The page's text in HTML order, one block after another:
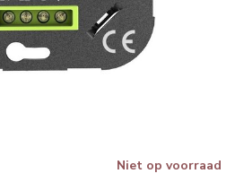
Niet op voorraad